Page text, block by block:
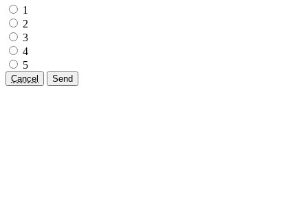
1
2
3
4
5
Cancel Send